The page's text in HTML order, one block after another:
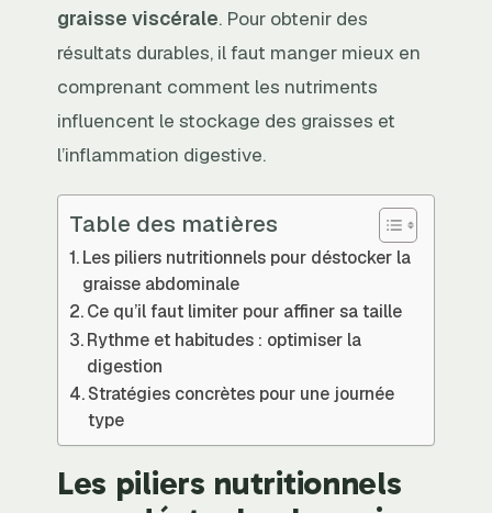
graisse viscérale. Pour obtenir des
résultats durables, il faut manger mieux en
comprenant comment les nutriments
influencent le stockage des graisses et
l’inflammation digestive.
Table des matières
Les piliers nutritionnels pour déstocker la
graisse abdominale
Ce qu’il faut limiter pour affiner sa taille
Rythme et habitudes : optimiser la
digestion
Stratégies concrètes pour une journée
type
Les piliers nutritionnels